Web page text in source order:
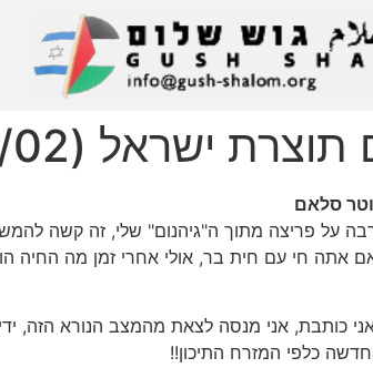
ישראל (16/6/02)
סלאם
על פריצה מתוך ה"גיהנום" שלי, זה קשה
אם אתה חי עם חית בר, אולי אחרי זמן מה החיה
כותבת, אני מנסה לצאת מהמצב הנורא הזה,
כלפי המזרח התיכון!!